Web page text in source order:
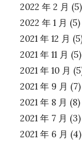
2022 年 2 月 (5)
2022 年 1 月 (5)
2021 年 12 月
2021 年 11 月 (5)
2021 年 10 月
2021 年 9 月 (7)
2021 年 8 月 (8)
2021 年 7 月 (3)
2021 年 6 月 (4)